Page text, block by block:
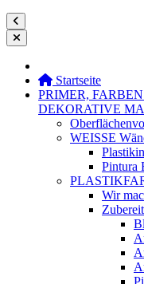
Startseite
PRIMER,
DEKORATIVE
WEISSE
Pintura
Wir